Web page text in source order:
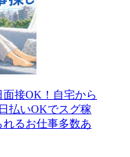
面接OK！自宅から
払いOKでスグ稼
るお仕事多数あ